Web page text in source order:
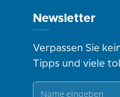
Newsletter
Verpassen Sie
Tipps und viele